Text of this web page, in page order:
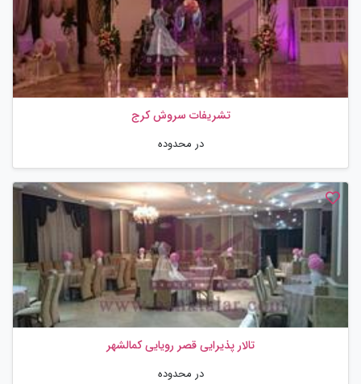
تشریفات سروش کرج
در محدوده
تالار پذیرایی قصر رویایی کمالشهر
در محدوده